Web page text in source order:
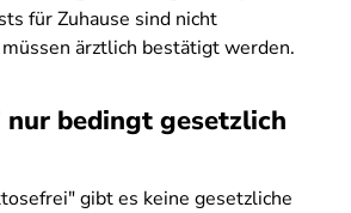
für Zuhause sind nicht
ärztlich bestätigt werden.
bedingt gesetzlich
gibt es keine gesetzliche